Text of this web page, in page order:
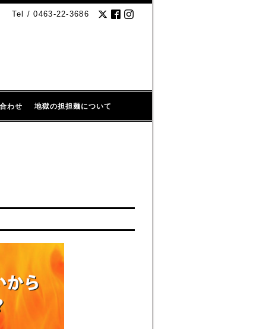
Tel / 0463-22-3686
わせ 地獄の担担麺について